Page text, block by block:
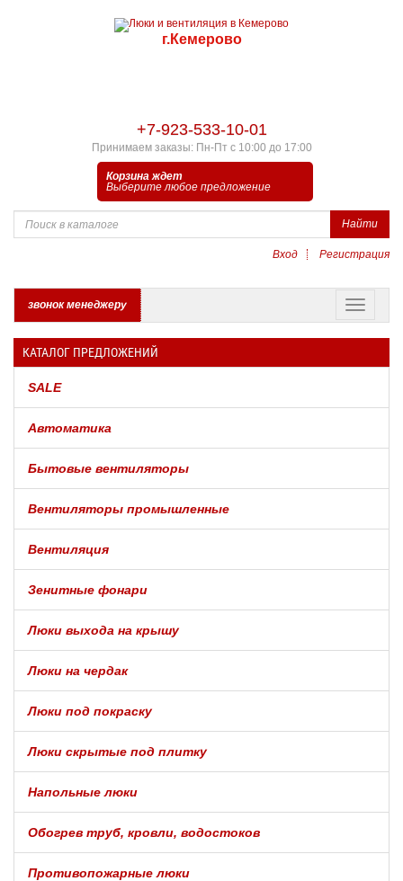
г.Кемерово
+7-923-533-10-01
Принимаем заказы: Пн-Пт с 10:00 до 17:00
Корзина ждет
Выберите любое предложение
Найти
Вход Регистрация
звонок менеджеру
КАТАЛОГ ПРЕДЛОЖЕНИЙ
SALE
Автоматика
Бытовые вентиляторы
Вентиляторы промышленные
Вентиляция
Зенитные фонари
Люки выхода на крышу
Люки на чердак
Люки под покраску
Люки скрытые под плитку
Напольные люки
Обогрев труб, кровли, водостоков
Противопожарные люки